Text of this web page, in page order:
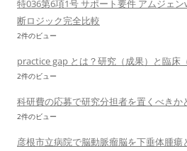
特036第6項1号 サポート要件 アムジェ
断ロジック完全比較
2件のビュー
practice gap とは？研究（成果）と臨床
2件のビュー
科研費の応募で研究分担者を置くべきか
2件のビュー
彦根市立病院で脳動脈瘤脳を下垂体腫瘍